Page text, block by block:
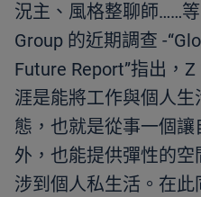
況主、風格整聊師……
Group 的近期調查 -
Future Report”指出，
涯是能將工作與個人
態，也就是從事一個
外，也能提供彈性的
涉到個人私生活。在